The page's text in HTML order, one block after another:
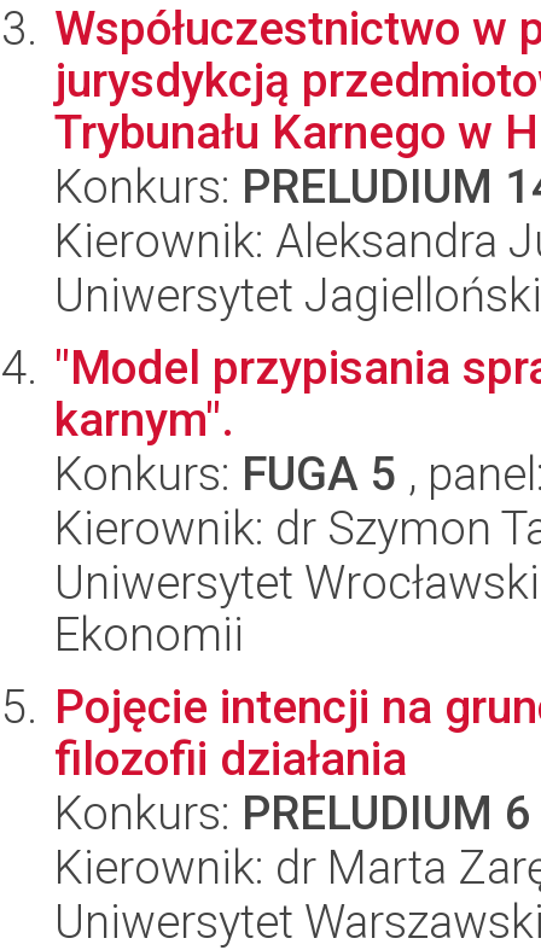
Współuczestnictwo w
jurysdykcją
Trybunału Karnego w
Konkurs: PRELUDIUM
Kierownik: Aleksandra
Uniwersytet
"Model przypisania
karnym".
Konkurs: FUGA 5 ,
Kierownik: dr Szymon
Uniwersytet
Ekonomii
Pojęcie intencji na
filozofii działania
Konkurs: PRELUDIUM 6
Kierownik: dr Marta
Uniwersytet